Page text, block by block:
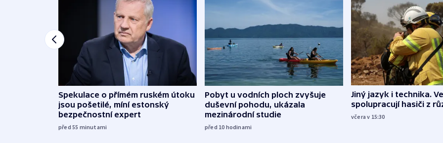
Spekulace o přímém ruském útoku
jsou pošetilé, míní estonský
bezpečnostní expert
před 55 minutami
Pobyt u vodních ploch zvyšuje
duševní pohodu, ukázala
mezinárodní studie
před 10 hodinami
Jiný jazyk i technika.
spolupracují hasiči z
včera v 15:30